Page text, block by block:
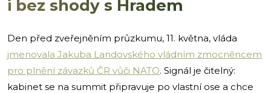
i bez shody s Hradem
Den před zveřejněním průzkumu, 11. května, vláda
jmenovala Jakuba Landovského vládním zmocněncem
pro plnění závazků ČR vůči NATO. Signál je čitelný:
kabinet se na summit připravuje po vlastní ose a chce